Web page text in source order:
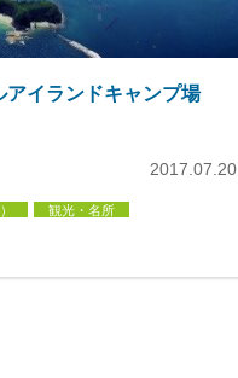
アイランドキャンプ場
2017.07.20
観光・名所